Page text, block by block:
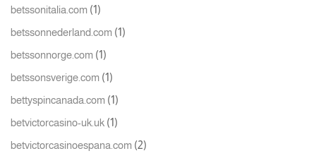
betssonitalia.com (1)
betssonnederland.com (1)
betssonnorge.com (1)
betssonsverige.com (1)
bettyspincanada.com (1)
betvictorcasino-uk.uk (1)
betvictorcasinoespana.com (2)